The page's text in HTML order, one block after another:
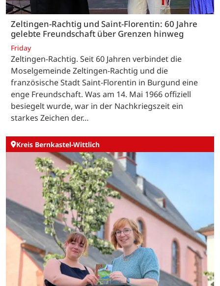
Zeltingen-Rachtig und Saint-Florentin: 60 Jahre
gelebte Freundschaft über Grenzen hinweg
Friday
Zeltingen-Rachtig. Seit 60 Jahren verbindet die
Moselgemeinde Zeltingen-Rachtig und die
französische Stadt Saint-Florentin in Burgund eine
enge Freundschaft. Was am 14. Mai 1966 offiziell
besiegelt wurde, war in der Nachkriegszeit ein
starkes Zeichen der…
Kreis Bernkastel-Wittlich